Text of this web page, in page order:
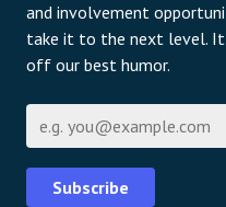
and involvement
take it to the next level.
off our best humor.
Subscribe